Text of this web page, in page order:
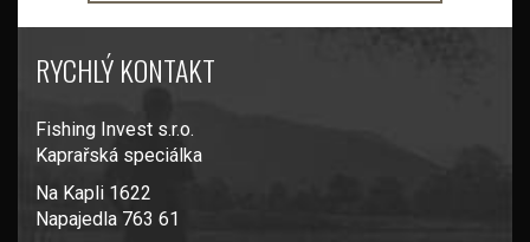
RYCHLÝ KONTAKT
Fishing Invest s.r.o.
Kaprařská speciálka
Na Kapli 1622
Napajedla 763 61